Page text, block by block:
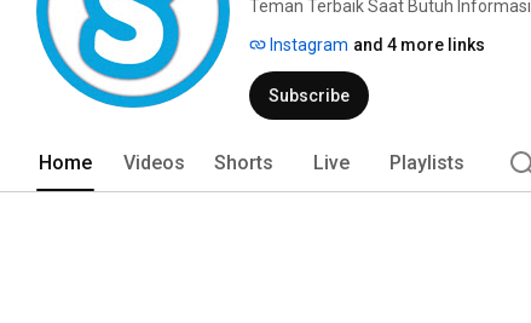
Teman Terbaik Saat Butuh Informasi
Instagram and 4 more links
Subscribe
Home Videos Shorts Live Playlists